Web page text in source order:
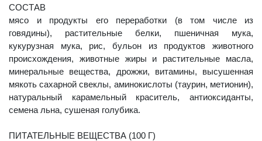
СОСТАВ
мясо и продукты его переработки (в том числе из
говядины), растительные белки, пшеничная мука,
кукурузная мука, рис, бульон из продуктов животного
происхождения, животные жиры и растительные масла,
минеральные вещества, дрожжи, витамины, высушенная
мякоть сахарной свеклы, аминокислоты (таурин, метионин),
натуральный карамельный краситель, антиоксиданты,
семена льна, сушеная голубика.
ПИТАТЕЛЬНЫЕ ВЕЩЕСТВА (100 Г)